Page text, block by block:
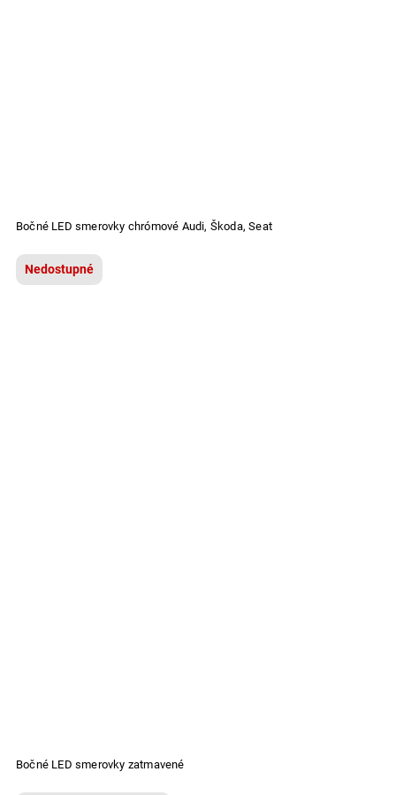
Bočné LED smerovky chrómové Audi, Škoda, Seat
Nedostupné
Bočné LED smerovky zatmavené